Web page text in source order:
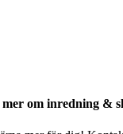
om inredning &